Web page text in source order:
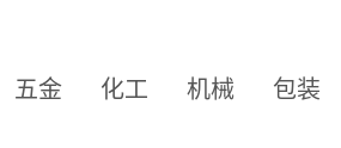
五金 化工 机械 包装